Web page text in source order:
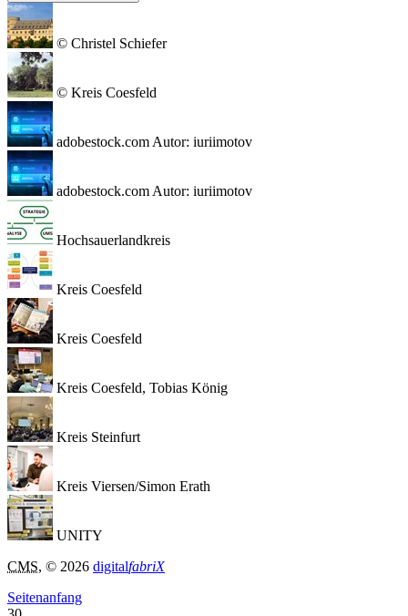
© Christel Schiefer
© Kreis Coesfeld
adobestock.com Autor: iuriimotov
adobestock.com Autor: iuriimotov
Hochsauerlandkreis
Kreis Coesfeld
Kreis Coesfeld
Kreis Coesfeld, Tobias König
Kreis Steinfurt
Kreis Viersen/Simon Erath
UNITY
CMS, © 2026 digitalfabriX
Seitenanfang